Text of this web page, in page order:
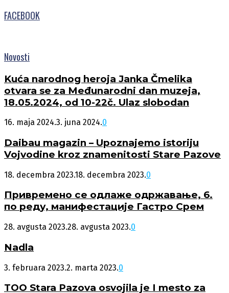
FACEBOOK
Novosti
Kuća narodnog heroja Janka Čmelika
otvara se za Međunarodni dan muzeja,
18.05.2024, od 10-22č. Ulaz slobodan
16. maja 2024.3. juna 2024.0
Daibau magazin – Upoznajemo istoriju
Vojvodine kroz znamenitosti Stare Pazove
18. decembra 2023.18. decembra 2023.0
Привремено се одлаже одржавање, 6.
по реду, манифестације Гастро Срем
28. avgusta 2023.28. avgusta 2023.0
Nadla
3. februara 2023.2. marta 2023.0
TOO Stara Pazova osvojila je I mesto za